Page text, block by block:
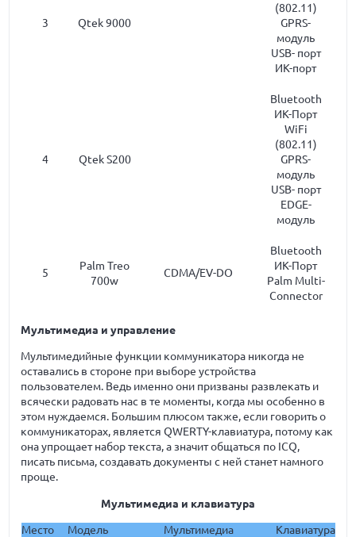
3 Qtek 9000
(802.11)
GPRS-
модуль
USB- порт
ИК-порт
4 Qtek S200
Bluetooth
ИК-Порт
WiFi
(802.11)
GPRS-
модуль
USB- порт
EDGE-
модуль
5
Palm Treo
700w
CDMA/EV-DO
Bluetooth
ИК-Порт
Palm Multi-
Connector
Мультимедиа и управление
Мультимедийные функции коммуникатора никогда не
оставались в стороне при выборе устройства
пользователем. Ведь именно они призваны развлекать и
всячески радовать нас в те моменты, когда мы особенно в
этом нуждаемся. Большим плюсом также, если говорить о
коммуникаторах, является QWERTY-клавиатура, потому как
она упрощает набор текста, а значит общаться по ICQ,
писать письма, создавать документы с ней станет намного
проще.
Мультимедиа и клавиатура
Место Модель Мультимедиа Клавиатура